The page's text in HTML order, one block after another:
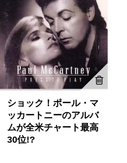
ショック！ポール・マ
ッカートニーのアルバ
ムが全米チャート最高
30位!?